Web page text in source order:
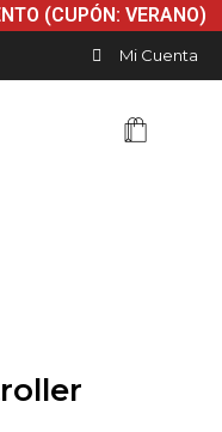
(CUPÓN: VERANO)
Mi Cuenta